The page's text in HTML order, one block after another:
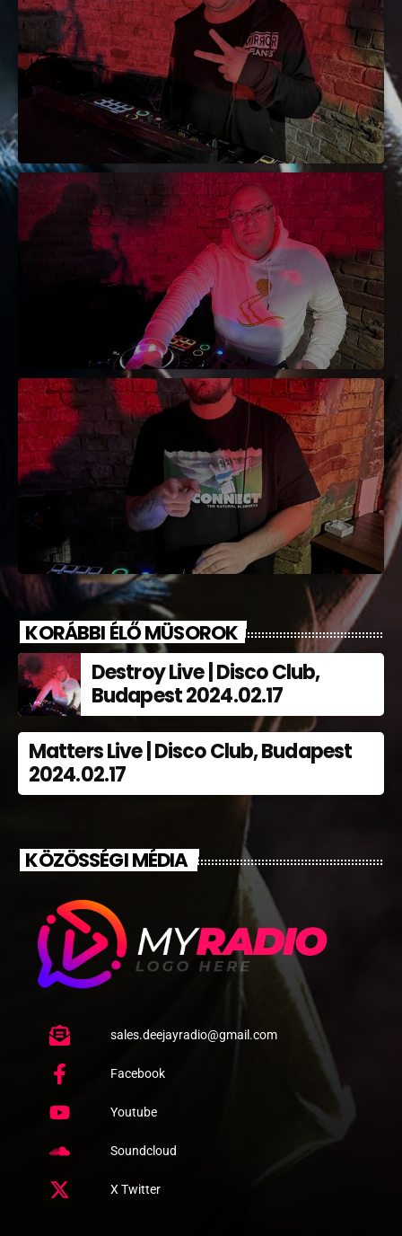
KORÁBBI ÉLŐ MÜSOROK
Destroy Live | Disco Club,
Budapest 2024.02.17
Matters Live | Disco Club, Budapest
2024.02.17
KÖZÖSSÉGI MÉDIA
sales.deejayradio@gmail.com
Facebook
Youtube
Soundcloud
X Twitter